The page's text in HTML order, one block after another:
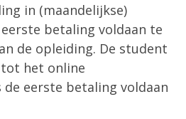
in (maandelijkse)
betaling voldaan te
de opleiding. De student
het online
eerste betaling voldaan